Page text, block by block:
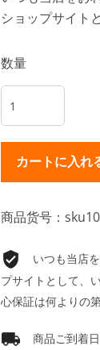
ショップサイト
数量
商品货号：
いつも当店
プサイトとして、
心保証は何よりの
商品ご到着